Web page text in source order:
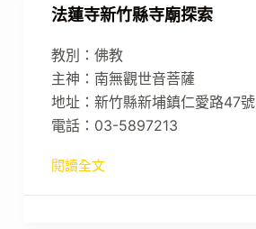
法蓮寺新竹縣寺廟探索
教別：佛教
主神：南無觀世音菩薩
地址：新竹縣新埔鎮仁愛路47號
電話：03-5897213
閱讀全文